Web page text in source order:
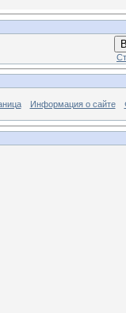
Информация о сайте